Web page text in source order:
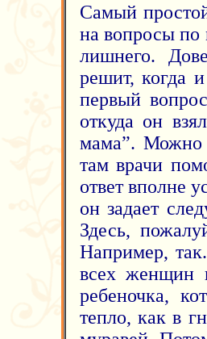
Самый
на вопросы по
лишнего.
решит, когда
первый
откуда он
мама”. Можно
там врачи
ответ вполне
он задает
Здесь,
Например,
всех женщин
ребеночка,
тепло, как в